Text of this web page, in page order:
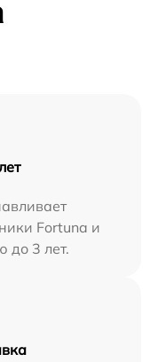
Fortuna и
до 3 лет.